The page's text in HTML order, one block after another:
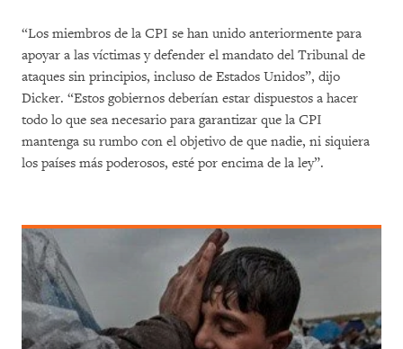
“Los miembros de la CPI se han unido anteriormente para
apoyar a las víctimas y defender el mandato del Tribunal de
ataques sin principios, incluso de Estados Unidos”, dijo
Dicker. “Estos gobiernos deberían estar dispuestos a hacer
todo lo que sea necesario para garantizar que la CPI
mantenga su rumbo con el objetivo de que nadie, ni siquiera
los países más poderosos, esté por encima de la ley”.